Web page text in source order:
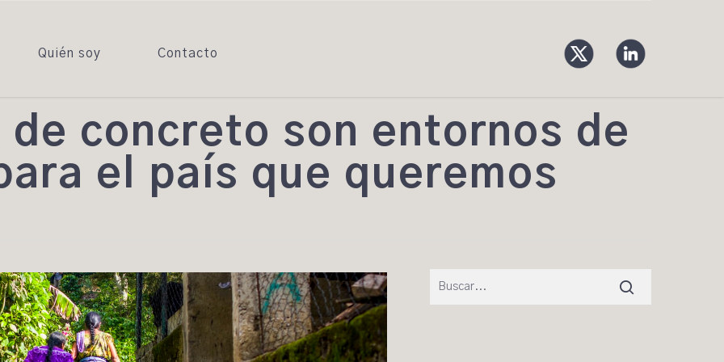
Quién soy Contacto
de concreto son entornos de
el país que queremos